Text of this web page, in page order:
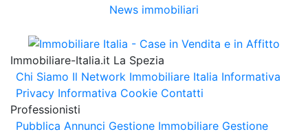
News immobiliari
Immobiliare-Italia.it La Spezia
Chi Siamo Il Network Immobiliare Italia Informativa
Privacy Informativa Cookie Contatti
Professionisti
Pubblica Annunci Gestione Immobiliare Gestione